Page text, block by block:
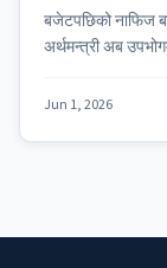
बजेटपछिको नाफिज
अर्थमन्त्री अब
Jun 1, 2026